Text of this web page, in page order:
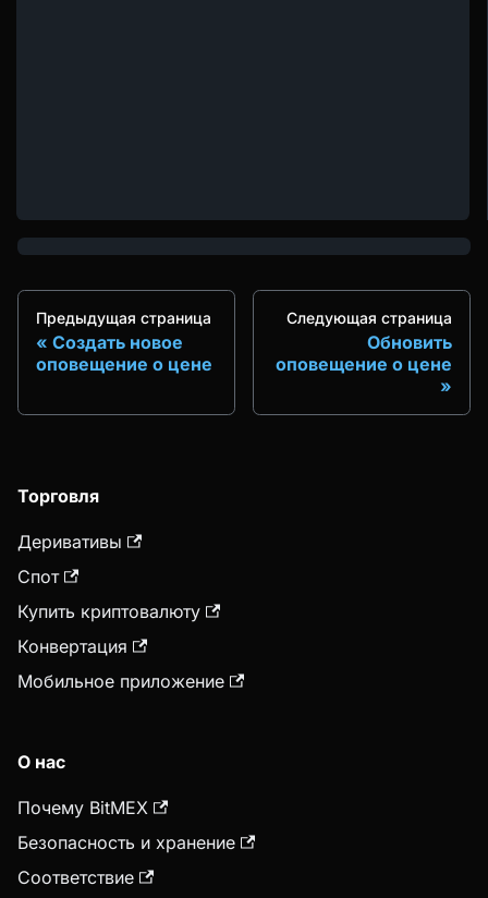
Предыдущая страница
Создать новое
оповещение о цене
Следующая страница
Обновить
оповещение о цене
Торговля
Деривативы
Спот
Купить криптовалюту
Конвертация
Мобильное приложение
О нас
Почему BitMEX
Безопасность и хранение
Соответствие